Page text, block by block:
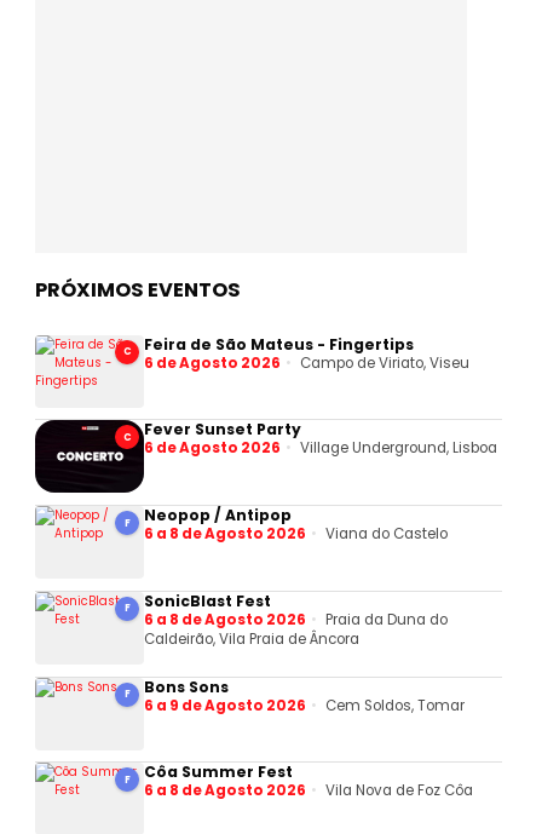
PRÓXIMOS EVENTOS
C Feira de São Mateus - Fingertips
6 de Agosto 2026 Campo de Viriato, Viseu
C Fever Sunset Party
6 de Agosto 2026 Village Underground, Lisboa
F Neopop / Antipop
6 a 8 de Agosto 2026 Viana do Castelo
F SonicBlast Fest
6 a 8 de Agosto 2026
Praia da Duna do
Caldeirão, Vila Praia de Âncora
F Bons Sons
6 a 9 de Agosto 2026 Cem Soldos, Tomar
F Côa Summer Fest
6 a 8 de Agosto 2026 Vila Nova de Foz Côa